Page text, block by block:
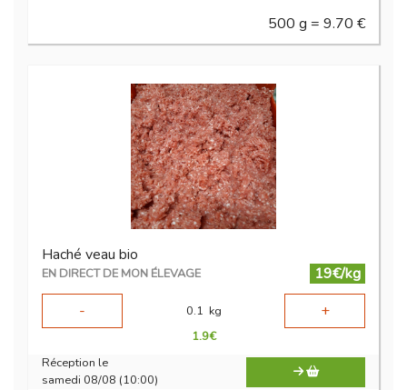
500 g = 9.70 €
Haché veau bio
EN DIRECT DE MON ÉLEVAGE
19€/kg
-
0.1 kg +
1.9€
Réception le
samedi 08/08 (10:00)